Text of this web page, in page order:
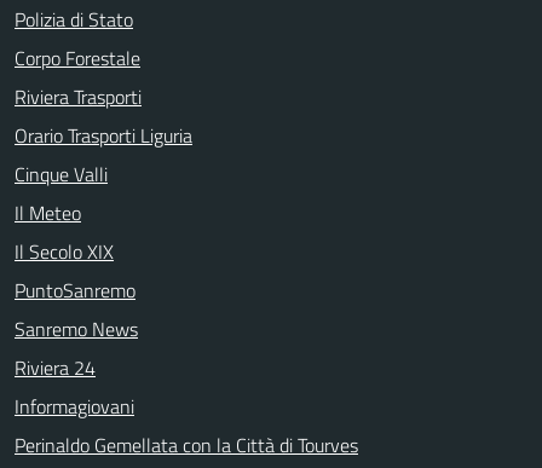
Polizia di Stato
Corpo Forestale
Riviera Trasporti
Orario Trasporti Liguria
Cinque Valli
Il Meteo
Il Secolo XIX
PuntoSanremo
Sanremo News
Riviera 24
Informagiovani
Perinaldo Gemellata con la Città di Tourves